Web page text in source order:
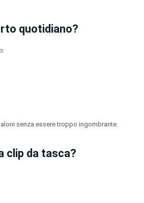
quotidiano?
senza essere troppo ingombrante.
clip da tasca?